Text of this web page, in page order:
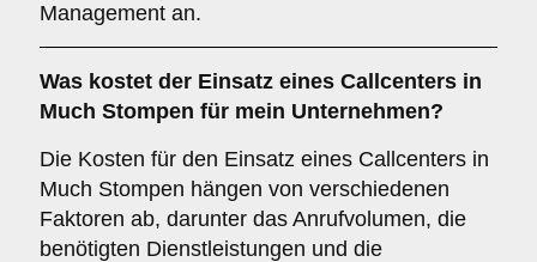
Management an.
Was kostet der Einsatz eines Callcenters in
Much Stompen für mein Unternehmen?
Die Kosten für den Einsatz eines Callcenters in
Much Stompen hängen von verschiedenen
Faktoren ab, darunter das Anrufvolumen, die
benötigten Dienstleistungen und die